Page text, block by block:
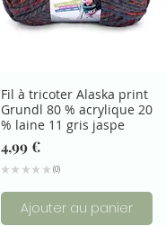
Fil à tricoter Alaska print
Grundl 80 % acrylique 20
% laine 11 gris jaspe
Prix
4,99 €
★ ★ ★ ★ ★ 0
0
Ajouter au panier